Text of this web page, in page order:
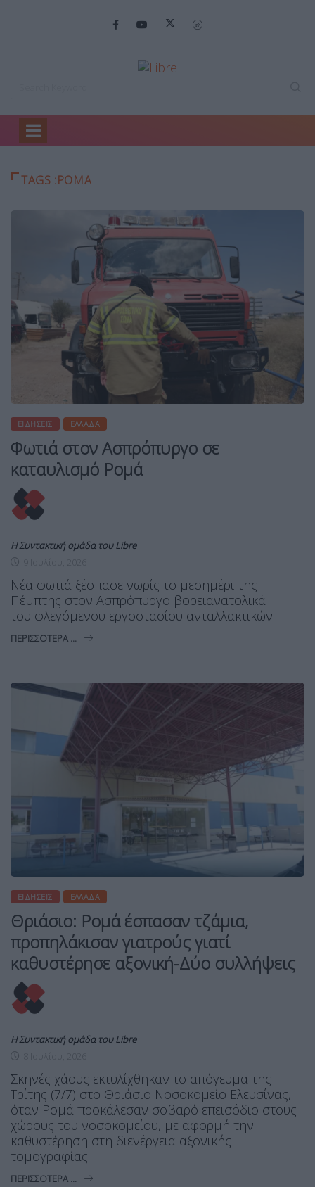
Home
TAGS :ΡΟΜΆ
ΕΙΔΉΣΕΙΣ ΕΛΛΆΔΑ
Φωτιά στον Ασπρόπυργο σε
καταυλισμό Ρομά
Η Συντακτική ομάδα του Libre
Νέα φωτιά ξέσπασε νωρίς το μεσημέρι της
Πέμπτης στον Ασπρόπυργο βορειανατολικά
του φλεγόμενου εργοστασίου ανταλλακτικών.
ΠΕΡΙΣΣΌΤΕΡΑ ...
ΕΙΔΉΣΕΙΣ ΕΛΛΆΔΑ
Θριάσιο: Ρομά έσπασαν τζάμια,
προπηλάκισαν γιατρούς γιατί
καθυστέρησε αξονική-Δύο συλλήψεις
Η Συντακτική ομάδα του Libre
Σκηνές χάους εκτυλίχθηκαν το απόγευμα της
Τρίτης (7/7) στο Θριάσιο Νοσοκομείο Ελευσίνας,
όταν Ρομά προκάλεσαν σοβαρό επεισόδιο στους
χώρους του νοσοκομείου, με αφορμή την
καθυστέρηση στη διενέργεια αξονικής
τομογραφίας.
ΠΕΡΙΣΣΌΤΕΡΑ ...